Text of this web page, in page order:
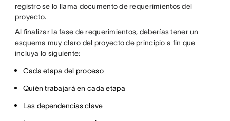
registro se lo llama documento de requerimientos del
proyecto.
Al finalizar la fase de requerimientos, deberías tener un
esquema muy claro del proyecto de principio a fin que
incluya lo siguiente:
Cada etapa del proceso
Quién trabajará en cada etapa
Las dependenciasclave